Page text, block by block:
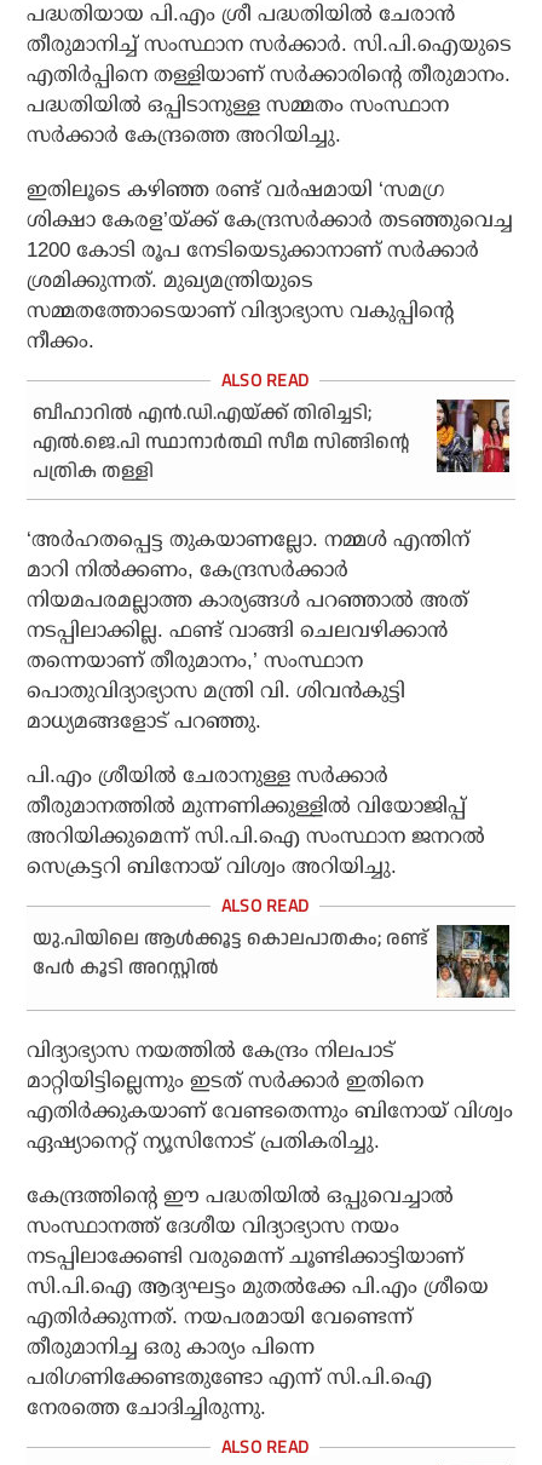
പദ്ധതിയായ പി.എം ശ്രീ പദ്ധതിയില്‍ ചേരാന്‍
തീരുമാനിച്ച് സംസ്ഥാന സര്‍ക്കാര്‍. സി.പി.ഐയുടെ
എതിര്‍പ്പിനെ തള്ളിയാണ് സര്‍ക്കാരിന്റെ തീരുമാനം.
പദ്ധതിയില്‍ ഒപ്പിടാനുള്ള സമ്മതം സംസ്ഥാന
സര്‍ക്കാര്‍ കേന്ദ്രത്തെ അറിയിച്ചു.
ഇതിലൂടെ കഴിഞ്ഞ രണ്ട് വര്‍ഷമായി ‘സമഗ്ര
ശിക്ഷാ കേരള’യ്ക്ക് കേന്ദ്രസര്‍ക്കാര്‍ തടഞ്ഞുവെച്ച
1200 കോടി രൂപ നേടിയെടുക്കാനാണ് സര്‍ക്കാര്‍
ശ്രമിക്കുന്നത്. മുഖ്യമന്ത്രിയുടെ
സമ്മതത്തോടെയാണ് വിദ്യാഭ്യാസ വകുപ്പിന്റെ
നീക്കം.
ബീഹാറില്‍ എന്‍.ഡി.എയ്ക്ക് തിരിച്ചടി;
എല്‍.ജെ.പി സ്ഥാനാര്‍ത്ഥി സീമ സിങ്ങിന്റെ
പത്രിക തള്ളി
‘അര്‍ഹതപ്പെട്ട തുകയാണല്ലോ. നമ്മള്‍ എന്തിന്
മാറി നില്‍ക്കണം, കേന്ദ്രസര്‍ക്കാര്‍
നിയമപരമല്ലാത്ത കാര്യങ്ങള്‍ പറഞ്ഞാല്‍ അത്
നടപ്പിലാക്കില്ല. ഫണ്ട് വാങ്ങി ചെലവഴിക്കാന്‍
തന്നെയാണ് തീരുമാനം,’ സംസ്ഥാന
പൊതുവിദ്യാഭ്യാസ മന്ത്രി വി. ശിവന്‍കുട്ടി
മാധ്യമങ്ങളോട് പറഞ്ഞു.
പി.എം ശ്രീയില്‍ ചേരാനുള്ള സര്‍ക്കാര്‍
തീരുമാനത്തില്‍ മുന്നണിക്കുള്ളില്‍ വിയോജിപ്പ്
അറിയിക്കുമെന്ന് സി.പി.ഐ സംസ്ഥാന ജനറല്‍
സെക്രട്ടറി ബിനോയ് വിശ്വം അറിയിച്ചു.
യു.പിയിലെ ആള്‍ക്കൂട്ട കൊലപാതകം; രണ്ട്
പേര്‍ കൂടി അറസ്റ്റില്‍
വിദ്യാഭ്യാസ നയത്തില്‍ കേന്ദ്രം നിലപാട്
മാറ്റിയിട്ടില്ലെന്നും ഇടത് സര്‍ക്കാര്‍ ഇതിനെ
എതിര്‍ക്കുകയാണ് വേണ്ടതെന്നും ബിനോയ് വിശ്വം
ഏഷ്യാനെറ്റ് ന്യൂസിനോട് പ്രതികരിച്ചു.
കേന്ദ്രത്തിന്റെ ഈ പദ്ധതിയില്‍ ഒപ്പുവെച്ചാല്‍
സംസ്ഥാനത്ത് ദേശീയ വിദ്യാഭ്യാസ നയം
നടപ്പിലാക്കേണ്ടി വരുമെന്ന് ചൂണ്ടിക്കാട്ടിയാണ്
സി.പി.ഐ ആദ്യഘട്ടം മുതല്‍ക്കേ പി.എം ശ്രീയെ
എതിര്‍ക്കുന്നത്. നയപരമായി വേണ്ടെന്ന്
തീരുമാനിച്ച ഒരു കാര്യം പിന്നെ
പരിഗണിക്കേണ്ടതുണ്ടോ എന്ന് സി.പി.ഐ
നേരത്തെ ചോദിച്ചിരുന്നു.